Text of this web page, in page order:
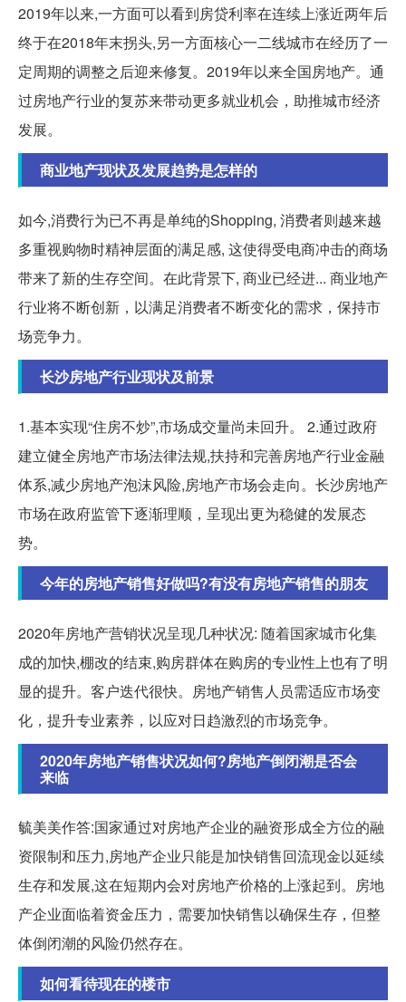
2019年以来,一方面可以看到房贷利率在连续上涨近两年后
终于在2018年末拐头,另一方面核心一二线城市在经历了一
定周期的调整之后迎来修复。2019年以来全国房地产。通
过房地产行业的复苏来带动更多就业机会，助推城市经济
发展。
商业地产现状及发展趋势是怎样的
如今,消费行为已不再是单纯的Shopping, 消费者则越来越
多重视购物时精神层面的满足感, 这使得受电商冲击的商场
带来了新的生存空间。在此背景下, 商业已经进... 商业地产
行业将不断创新，以满足消费者不断变化的需求，保持市
场竞争力。
长沙房地产行业现状及前景
1.基本实现“住房不炒”,市场成交量尚未回升。 2.通过政府
建立健全房地产市场法律法规,扶持和完善房地产行业金融
体系,减少房地产泡沫风险,房地产市场会走向。长沙房地产
市场在政府监管下逐渐理顺，呈现出更为稳健的发展态
势。
今年的房地产销售好做吗?有没有房地产销售的朋友
2020年房地产营销状况呈现几种状况: 随着国家城市化集
成的加快,棚改的结束,购房群体在购房的专业性上也有了明
显的提升。客户迭代很快。房地产销售人员需适应市场变
化，提升专业素养，以应对日趋激烈的市场竞争。
2020年房地产销售状况如何?房地产倒闭潮是否会
来临
毓美美作答:国家通过对房地产企业的融资形成全方位的融
资限制和压力,房地产企业只能是加快销售回流现金以延续
生存和发展,这在短期内会对房地产价格的上涨起到。房地
产企业面临着资金压力，需要加快销售以确保生存，但整
体倒闭潮的风险仍然存在。
如何看待现在的楼市